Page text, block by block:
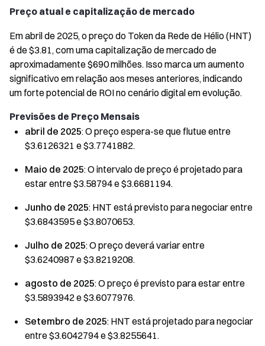
Preço atual e capitalização de mercado
Em abril de 2025, o preço do Token da Rede de Hélio (HNT)
é de $3.81, com uma capitalização de mercado de
aproximadamente $690 milhões. Isso marca um aumento
significativo em relação aos meses anteriores, indicando
um forte potencial de ROI no cenário digital em evolução.
Previsões de Preço Mensais
abril de 2025: O preço espera-se que flutue entre
$3.6126321 e $3.7741882.
Maio de 2025: O intervalo de preço é projetado para
estar entre $3.58794 e $3.6681194.
Junho de 2025: HNT está previsto para negociar entre
$3.6843595 e $3.8070653.
Julho de 2025: O preço deverá variar entre
$3.6240987 e $3.8219208.
agosto de 2025: O preço é previsto para estar entre
$3.5893942 e $3.6077976.
Setembro de 2025: HNT está projetado para negociar
entre $3.6042794 e $3.8255641.